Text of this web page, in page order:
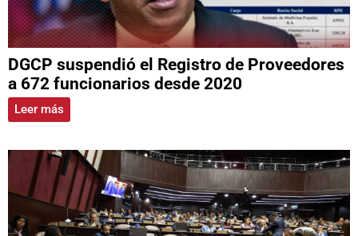
DGCP suspendió el Registro de Proveedores
a 672 funcionarios desde 2020
Leer más